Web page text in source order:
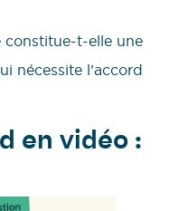
constitue-t-elle une
nécessite l’accord
en vidéo :